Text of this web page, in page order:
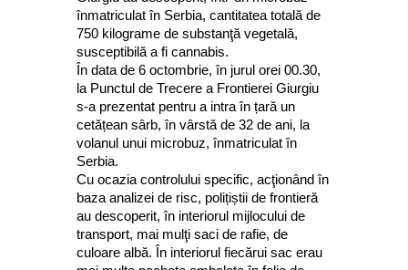
înmatriculat în Serbia, cantitatea totală de
750 kilograme de substanţă vegetală,
susceptibilă a fi cannabis.
În data de 6 octombrie, în jurul orei 00.30,
la Punctul de Trecere a Frontierei Giurgiu
s-a prezentat pentru a intra în țară un
cetățean sârb, în vârstă de 32 de ani, la
volanul unui microbuz, înmatriculat în
Serbia.
Cu ocazia controlului specific, acţionând în
baza analizei de risc, polițiștii de frontieră
au descoperit, în interiorul mijlocului de
transport, mai mulţi saci de rafie, de
culoare albă. În interiorul fiecărui sac erau